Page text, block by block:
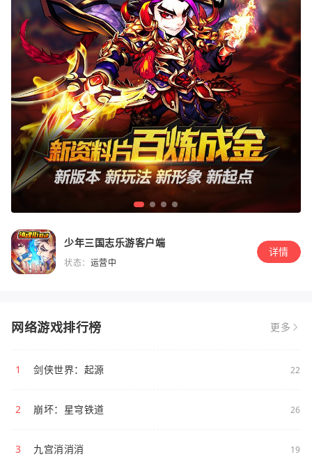
少年三国志乐游客户端
状态： 运营中
详情
网络游戏排行榜 更多
1 剑侠世界：起源 22
2 崩坏：星穹铁道 26
3 九宫消消消 19